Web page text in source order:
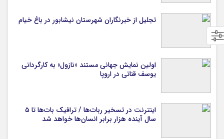
تجلیل از خبرنگاران شهرستان نیشابور در باغ خیام
اولین نمایش جهانی مستند «نازول» به کارگردانی
یوسف قناتی در اروپا
اینترنت در تسخیر ربات‌ها / ترافیک بات‌ها تا ۵
سال آینده هزار برابر انسان‌ها خواهد شد